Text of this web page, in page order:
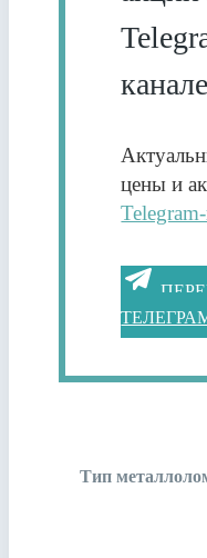
канале
цены и
Тип